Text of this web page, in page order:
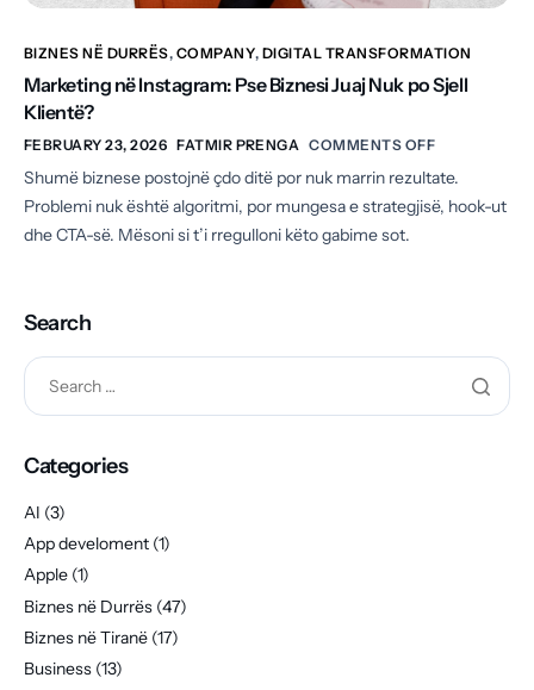
BIZNES NË DURRËS, COMPANY, DIGITAL TRANSFORMATION
Marketing në Instagram: Pse Biznesi Juaj Nuk po Sjell
Klientë?
FEBRUARY 23, 2026 FATMIR PRENGA COMMENTS OFF
Shumë biznese postojnë çdo ditë por nuk marrin rezultate.
Problemi nuk është algoritmi, por mungesa e strategjisë, hook-ut
dhe CTA-së. Mësoni si t’i rregulloni këto gabime sot.
Search
Categories
AI (3)
App develoment (1)
Apple (1)
Biznes në Durrës (47)
Biznes në Tiranë (17)
Business (13)